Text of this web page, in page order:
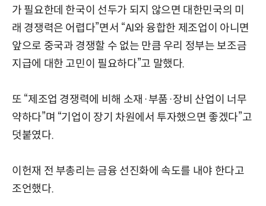
가 필요한데 한국이 선두가 되지 않으면 대한민국의 미
래 경쟁력은 어렵다”면서 “AI와 융합한 제조업이 아니면
앞으로 중국과 경쟁할 수 없는 만큼 우리 정부는 보조금
지급에 대한 고민이 필요하다”고 말했다.
또 “제조업 경쟁력에 비해 소재·부품·장비 산업이 너무
약하다”며 “기업이 장기 차원에서 투자했으면 좋겠다”고
덧붙였다.
이헌재 전 부총리는 금융 선진화에 속도를 내야 한다고
조언했다.